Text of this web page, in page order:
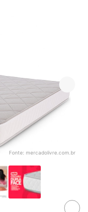
Fonte: mercadolivre.com.br